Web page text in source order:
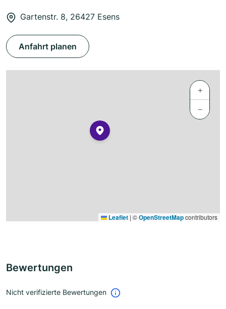
Gartenstr. 8, 26427 Esens
Anfahrt planen
+
−
Leaflet | ©OpenStreetMapcontributors
Bewertungen
Nicht verifizierte Bewertungen